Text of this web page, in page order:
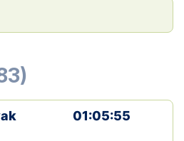
01:05:55